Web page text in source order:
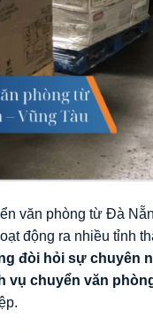
văn phòng từ Đà
động ra nhiều tỉnh
đòi hỏi sự chuyên
vụ chuyển văn